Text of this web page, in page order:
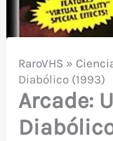
RaroVHS »
Diabólico (1993)
Arcade: